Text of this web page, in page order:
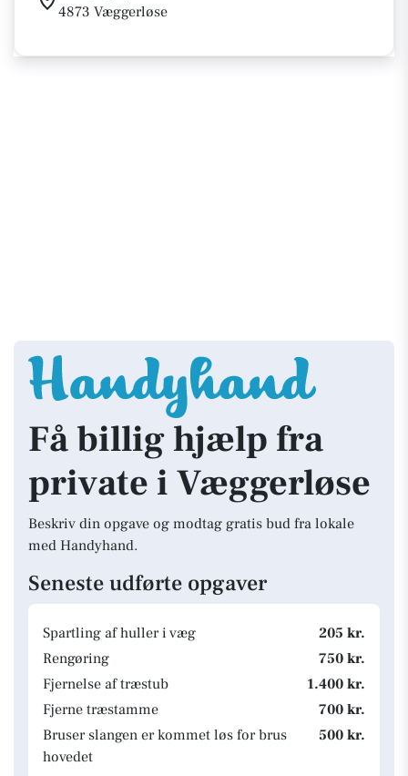
4873 Væggerløse
Få billig hjælp fra
private i Væggerløse
Beskriv din opgave og modtag gratis bud fra lokale
med Handyhand.
Seneste udførte opgaver
Spartling af huller i væg
205 kr.
Rengøring
750 kr.
Fjernelse af træstub
1.400 kr.
Fjerne træstamme
700 kr.
Bruser slangen er kommet løs for brus
hovedet
500 kr.